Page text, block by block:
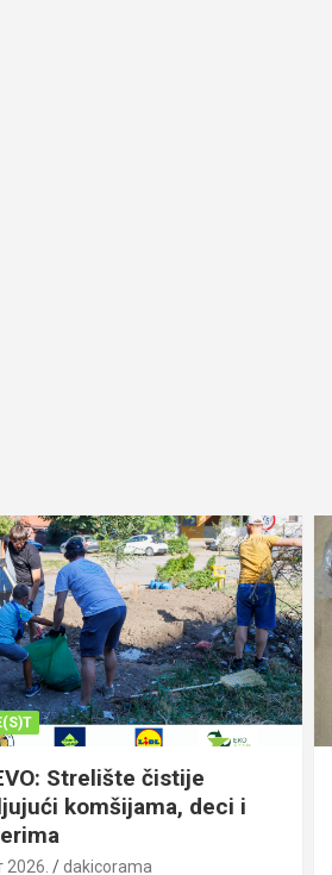
Strelište čistije
komšijama, deci i
2026. dakicorama